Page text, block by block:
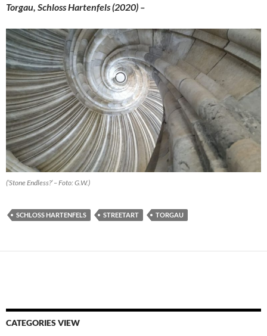
Torgau, Schloss Hartenfels (2020) –
(’Stone Endless?’ – Foto: G.W.)
SCHLOSS HARTENFELS STREETART TORGAU
CATEGORIES VIEW